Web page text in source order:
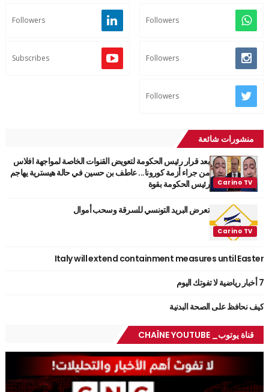
Followers
Followers
Followers
Subscribes
Followers
منشورات شائعة
بعد قرار رئيس الحكومة لتعويض القنوات الخاصة لمواجهة افلاس
من جراء أزمة كورونا... عاطف بن حسين في حالة هيسترية يهاجم
رئيس الحكومة بقوة
تعرض البريد التونسي للسرقة وسحب أموال
Italy will extend containment measures until Easter
7 أخبار رياضية لا تفوتك اليوم
كيف نحافظ على الصحة البدنية
قناة يوتوب_ CHAÎNE YOUTUBE